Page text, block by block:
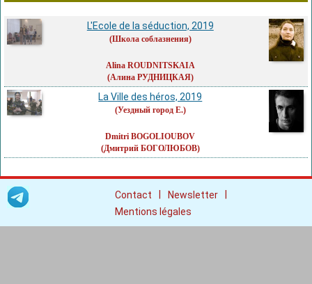
L'Ecole de la séduction, 2019
(Школа соблазнения)
Alina ROUDNITSKAIA
(Алина РУДНИЦКАЯ)
La Ville des héros, 2019
(Уездный город Е.)
Dmitri BOGOLIOUBOV
(Дмитрий БОГОЛЮБОВ)
Contact Newsletter
Mentions légales